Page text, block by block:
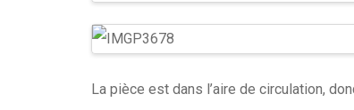
La pièce est dans l’aire de circulation,